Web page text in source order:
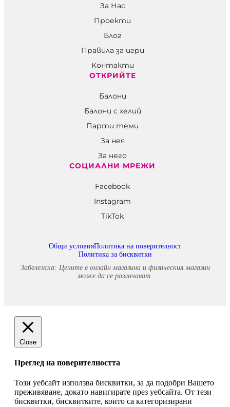
За Нас
Проекти
Блог
Правила за игри
Контакти
ОТКРИЙТЕ
Балони
Балони c хелий
Парти теми
За нея
За него
СОЦИАЛНИ МРЕЖИ
Facebook
Instagram
TikTok
Общи условияПолитика на поверителност
Политика за бисквитки
Забележка: Цените в онлайн магазина и физическия магазин
може да се различават.
Close
Преглед на поверителността
Този уебсайт използва бисквитки, за да подобри Вашето
преживяване, докато навигирате през уебсайта. От тези
бисквитки, бисквитките, които са категоризирани